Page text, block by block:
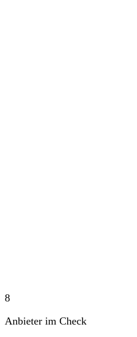
8
Anbieter im Check